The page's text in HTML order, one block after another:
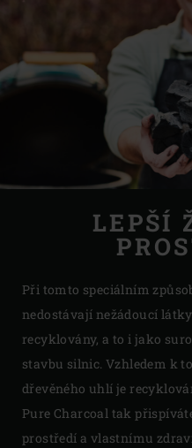
LEPŠÍ
Při tomto speciálním
nedostávají nežádoucí
recyklovány, a to i jako
stavbu silnic. Vzhledem k
dřevěného uhlí je
Pure Charcoal tak
prostředí a vlastnímu